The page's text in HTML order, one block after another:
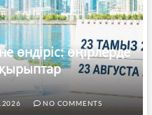
өндіріс: өңірлерде
NO COMMENTS